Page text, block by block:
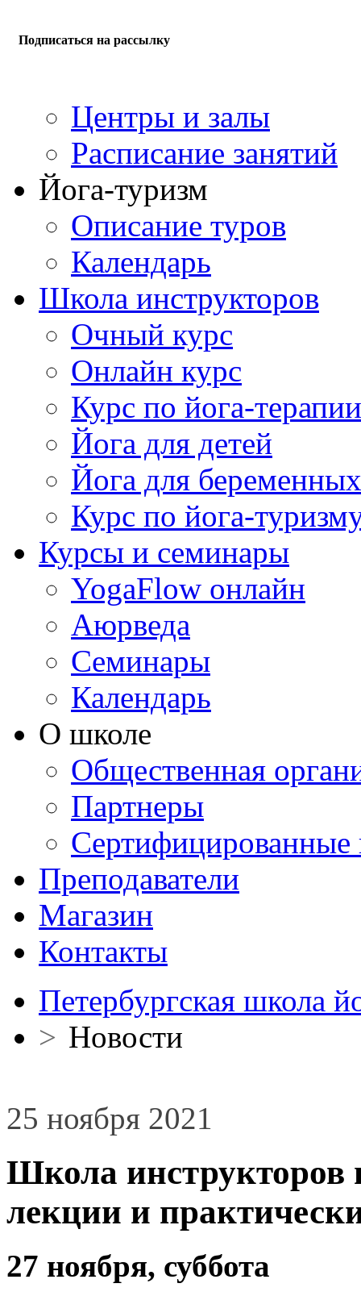
Подписаться на рассылку
Центры и залы
Расписание занятий
Йога-туризм
Описание туров
Календарь
Школа инструкторов
Очный курс
Онлайн курс
Курс по йога-терапии
Йога для детей
Йога для беременных
Курс по йога-
Курсы и семинары
YogaFlow онлайн
Аюрведа
Семинары
Календарь
О школе
Общественная
Партнеры
Сертифицированные
Преподаватели
Магазин
Контакты
Петербургская школа
> Новости
25 ноября 2021
Школа инструкторов
лекции и
27 ноября, суббота